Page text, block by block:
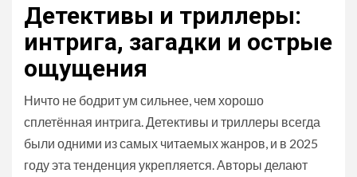
Детективы и триллеры:
интрига, загадки и острые
ощущения
Ничто не бодрит ум сильнее, чем хорошо
сплетённая интрига. Детективы и триллеры всегда
были одними из самых читаемых жанров, и в 2025
году эта тенденция укрепляется. Авторы делают